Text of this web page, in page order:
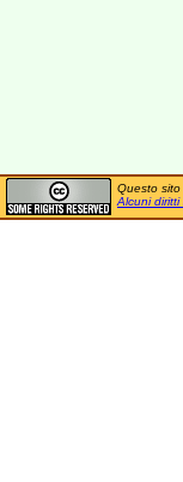
Questo
Alcuni diritti